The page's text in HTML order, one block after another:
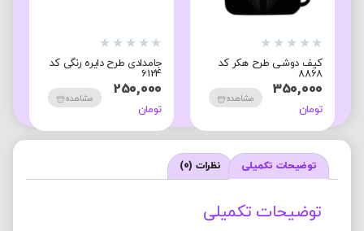
★
★
★
★
★
کیف دوشی طرح هکر کد
8868
350,000
تومان
مشاهده
★
★
★
★
★
جامدادی طرح دایره رنگی کد
6124
250,000
تومان
مشاهده
توضیحات تکمیلی نظرات (0)
توضیحات تکمیلی